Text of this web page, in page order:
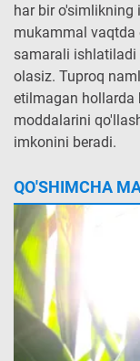
har bir
mukammal vaqtda
samarali ishlatiladi
olasiz. Tuproq
etilmagan hollarda
moddalarini
imkonini beradi.
QO'SHIMCHA